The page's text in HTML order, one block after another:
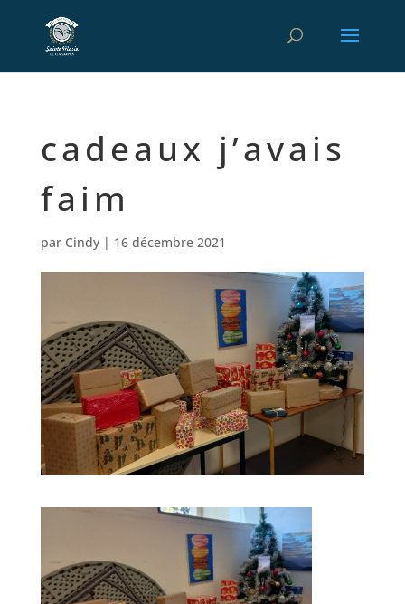
cadeaux j’avais
faim
par Cindy| 16 décembre 2021